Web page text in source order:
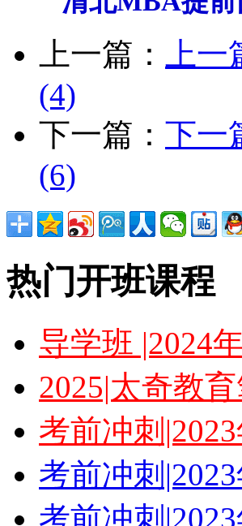
上一篇： 上一
(4)
下一篇： 下一
(6)
热门开班课程
导学班 |2024
2025|太奇教
考前冲刺
考前冲刺
考前冲刺